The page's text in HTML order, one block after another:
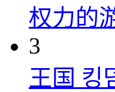
权力的
3
王国 킹